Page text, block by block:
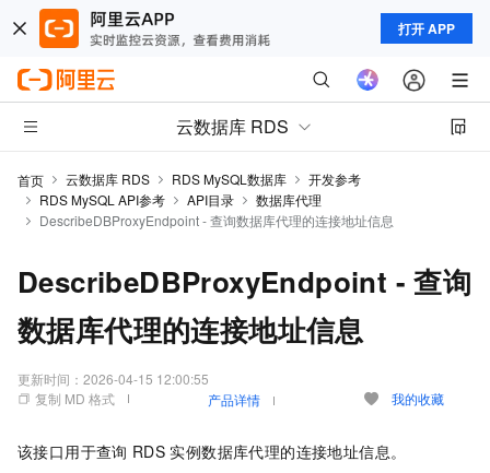
打开 APP
云数据库 RDS
首页 云数据库 RDS RDS MySQL数据库
开发参考
RDS MySQL API参考
API目录
数据库代理
DescribeDBProxyEndpoint - 查询数据库代理的连接地址信息
DescribeDBProxyEndpoint - 查询
数据库代理的连接地址信息
更新时间： 2026-04-15 12:00:55
复制 MD 格式
产品详情 我的收藏
该接口用于查询 RDS 实例数据库代理的连接地址信息。